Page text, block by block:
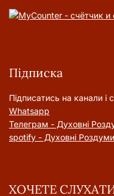
Підписка
Підписатись на канали і
Whatsapp
Телеграм - Духовні
spotify - Духовні Роздуми
ХОЧЕТЕ